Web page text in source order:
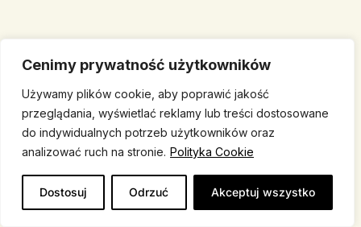
Cenimy prywatność użytkowników
Używamy plików cookie, aby poprawić jakość
przeglądania, wyświetlać reklamy lub treści dostosowane
do indywidualnych potrzeb użytkowników oraz
analizować ruch na stronie. Polityka Cookie
Dostosuj Odrzuć Akceptuj wszystko